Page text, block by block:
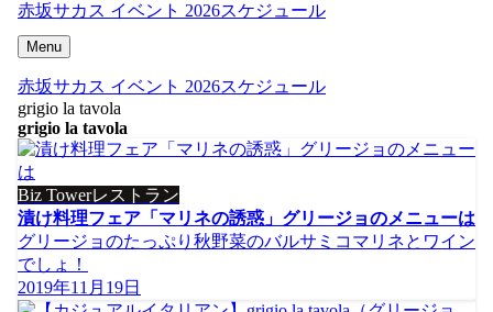
赤坂サカス イベント 2026スケジュール
Menu
赤坂サカス イベント 2026スケジュール
grigio la tavola
grigio la tavola
Biz Towerレストラン
漬け料理フェア「マリネの誘惑」グリージョのメニューは
グリージョのたっぷり秋野菜のバルサミコマリネとワイン
でしょ！
2019年11月19日